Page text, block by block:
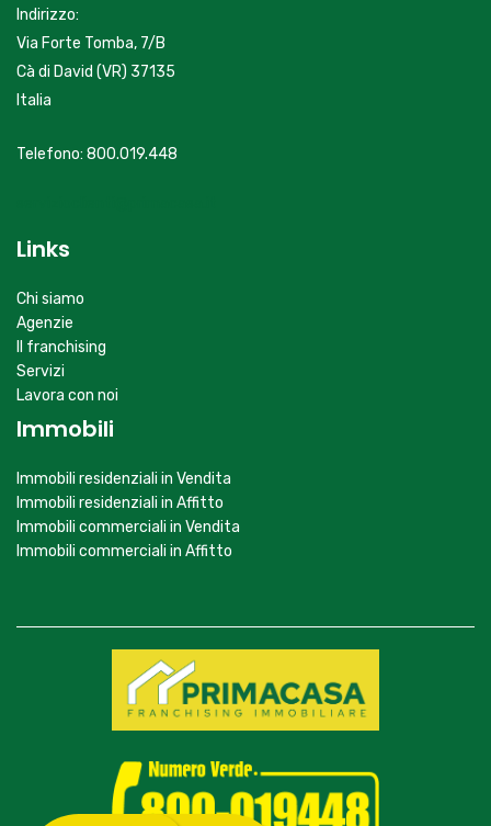
Indirizzo:
Via Forte Tomba, 7/B
Cà di David (VR) 37135
Italia
Telefono: 800.019.448
Links
Chi siamo
Agenzie
Il franchising
Servizi
Lavora con noi
Immobili
Immobili residenziali in Vendita
Immobili residenziali in Affitto
Immobili commerciali in Vendita
Immobili commerciali in Affitto